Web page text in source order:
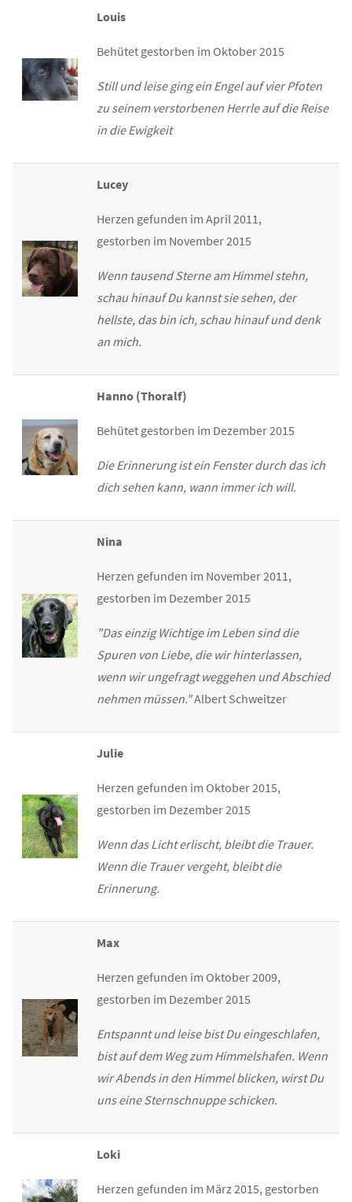
Louis
Behütet gestorben im Oktober 2015
Still und leise ging ein Engel auf vier Pfoten
zu seinem verstorbenen Herrle auf die Reise
in die Ewigkeit
Lucey
Herzen gefunden im April 2011,
gestorben im November 2015
Wenn tausend Sterne am Himmel stehn,
schau hinauf Du kannst sie sehen, der
hellste, das bin ich, schau hinauf und denk
an mich.
Hanno (Thoralf)
Behütet gestorben im Dezember 2015
Die Erinnerung ist ein Fenster durch das ich
dich sehen kann, wann immer ich will.
Nina
Herzen gefunden im November 2011,
gestorben im Dezember 2015
"Das einzig Wichtige im Leben sind die
Spuren von Liebe, die wir hinterlassen,
wenn wir ungefragt weggehen und Abschied
nehmen müssen."Albert Schweitzer
Julie
Herzen gefunden im Oktober 2015,
gestorben im Dezember 2015
Wenn das Licht erlischt, bleibt die Trauer.
Wenn die Trauer vergeht, bleibt die
Erinnerung.
Max
Herzen gefunden im Oktober 2009,
gestorben im Dezember 2015
Entspannt und leise bist Du eingeschlafen,
bist auf dem Weg zum Himmelshafen. Wenn
wir Abends in den Himmel blicken, wirst Du
uns eine Sternschnuppe schicken.
Loki
Herzen gefunden im März 2015, gestorben